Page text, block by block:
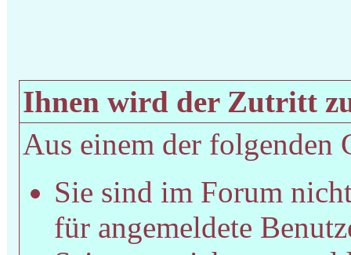
Ihnen wird der Zutritt
Aus einem der folgenden
Sie sind im Forum
für angemeldete